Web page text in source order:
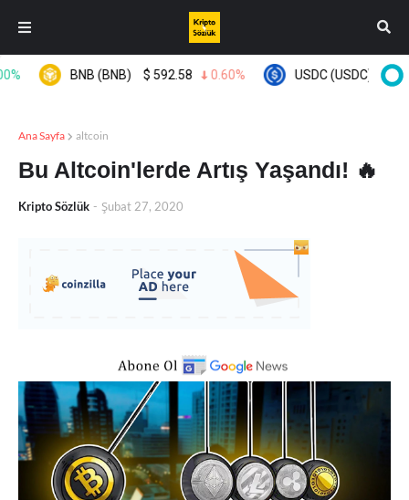
BNB (BNB) $ 592.58 0.60% USDC (USDC) $
Ana Sayfa altcoin
Bu Altcoin'lerde Artış Yaşandı! 🔥
Kripto Sözlük - Şubat 27, 2020